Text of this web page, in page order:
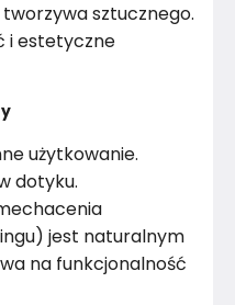
sztucznego.
i estetyczne
użytkowanie.
dotyku.
jest naturalnym
na funkcjonalność